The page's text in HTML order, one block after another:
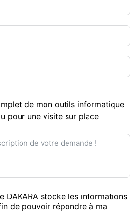
de mon outils informatique
pour une visite sur place
DAKARA stocke les informations
de pouvoir répondre à ma